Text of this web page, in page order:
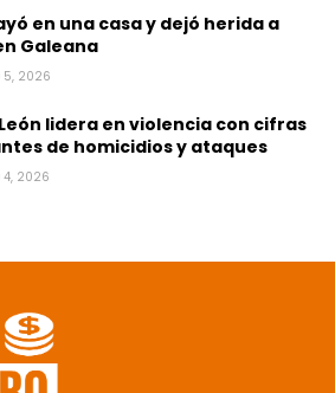
en una casa y dejó herida a
Galeana
5, 2026
lidera en violencia con cifras
de homicidios y ataques
4, 2026